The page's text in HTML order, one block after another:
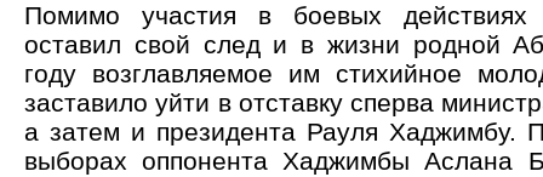
Помимо участия в боевых
оставил свой след и в жизни родной
году возглавляемое им стихийное
заставило уйти в отставку сперва
а затем и президента Рауля Хаджимбу.
выборах оппонента Хаджимбы Аслана